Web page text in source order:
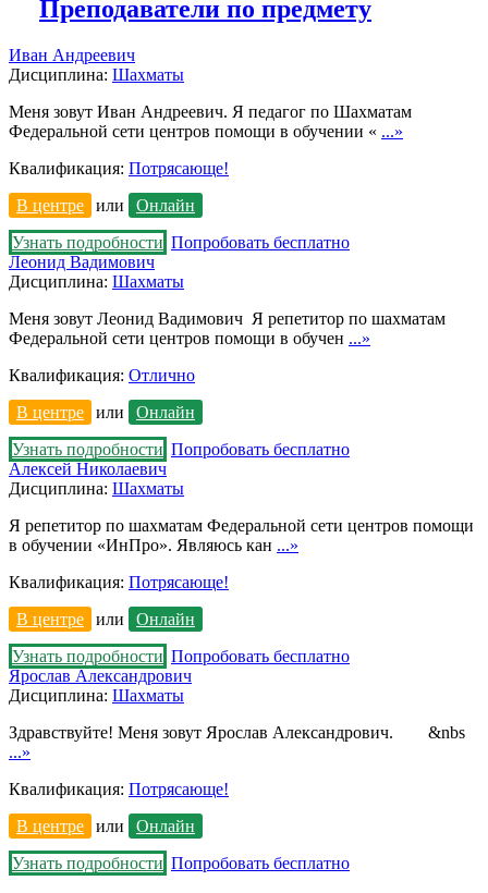
Преподаватели по предмету
Иван Андреевич
Дисциплина: Шахматы
Меня зовут Иван Андреевич. Я педагог по Шахматам
Федеральной сети центров помощи в обучении « ...»
Квалификация: Потрясающе!
В центре
или
Онлайн
Узнать подробности Попробовать бесплатно
Леонид Вадимович
Дисциплина: Шахматы
Меня зовут Леонид Вадимович Я репетитор по шахматам
Федеральной сети центров помощи в обучен ...»
Квалификация: Отлично
В центре
или
Онлайн
Узнать подробности Попробовать бесплатно
Алексей Николаевич
Дисциплина: Шахматы
Я репетитор по шахматам Федеральной сети центров помощи
в обучении «ИнПро». Являюсь кан ...»
Квалификация: Потрясающе!
В центре
или
Онлайн
Узнать подробности Попробовать бесплатно
Ярослав Александрович
Дисциплина: Шахматы
Здравствуйте! Меня зовут Ярослав Александрович. &nbs
...»
Квалификация: Потрясающе!
В центре
или
Онлайн
Узнать подробности Попробовать бесплатно